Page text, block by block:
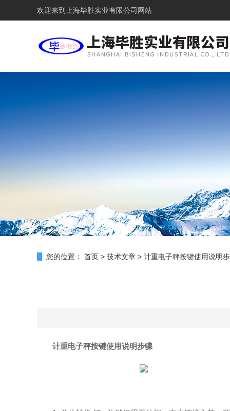
欢迎来到 上海毕胜实业有限公司网站
您的位置： 首页 > 技术文章 > 计重电子秤按键使用说明
计重电子秤按键使用说明步骤